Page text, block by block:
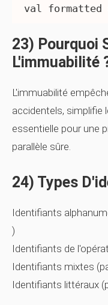
23) Pourquoi
L'immuabilité
L'immuabilité
accidentels, simplifie
essentielle pour une
parallèle sûre.
24) Types
Identifiants
)
Identifiants de
Identifiants mixtes
Identifiants littéraux